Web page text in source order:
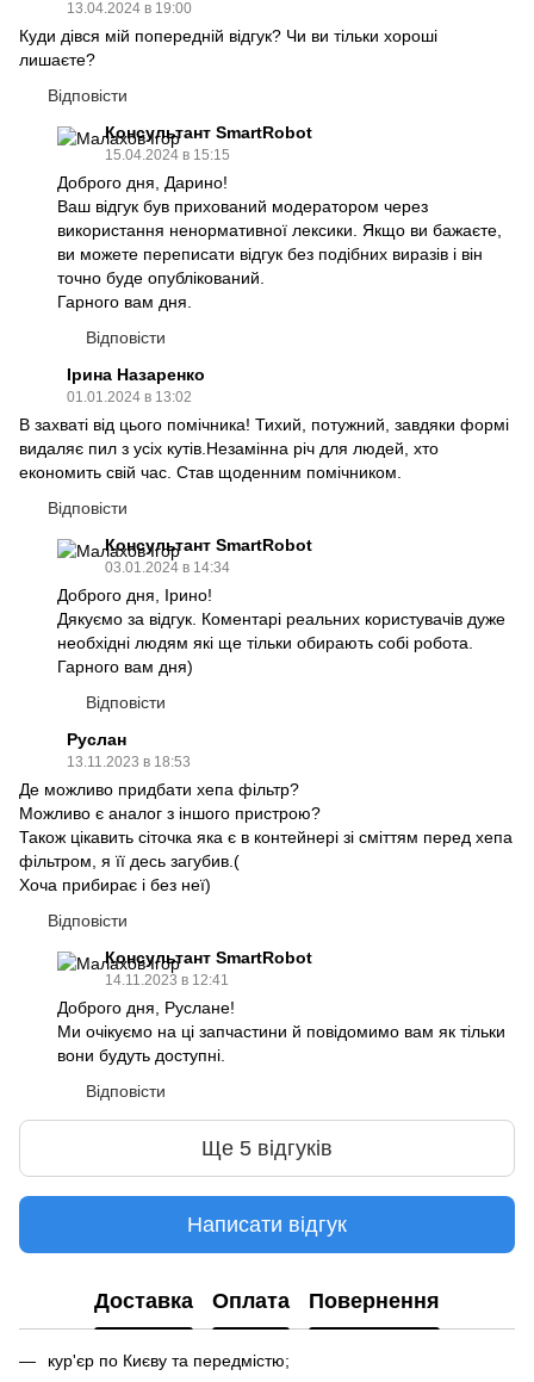
13.04.2024 в 19:00
Куди дівся мій попередній відгук? Чи ви тільки хороші
лишаєте?
Відповісти
Консультант SmartRobot
15.04.2024 в 15:15
Доброго дня, Дарино!
Ваш відгук був прихований модератором через
використання ненормативної лексики. Якщо ви бажаєте,
ви можете переписати відгук без подібних виразів і він
точно буде опублікований.
Гарного вам дня.
Відповісти
Ірина Назаренко
01.01.2024 в 13:02
В захваті від цього помічника! Тихий, потужний, завдяки формі
видаляє пил з усіх кутів.Незамінна річ для людей, хто
економить свій час. Став щоденним помічником.
Відповісти
Консультант SmartRobot
03.01.2024 в 14:34
Доброго дня, Ірино!
Дякуємо за відгук. Коментарі реальних користувачів дуже
необхідні людям які ще тільки обирають собі робота.
Гарного вам дня)
Відповісти
Руслан
13.11.2023 в 18:53
Де можливо придбати хепа фільтр?
Можливо є аналог з іншого пристрою?
Також цікавить сіточка яка є в контейнері зі сміттям перед хепа
фільтром, я її десь загубив.(
Хоча прибирає і без неї)
Відповісти
Консультант SmartRobot
14.11.2023 в 12:41
Доброго дня, Руслане!
Ми очікуємо на ці запчастини й повідомимо вам як тільки
вони будуть доступні.
Відповісти
Ще 5 відгуків
Написати відгук
Доставка Оплата Повернення
кур'єр по Києву та передмістю;